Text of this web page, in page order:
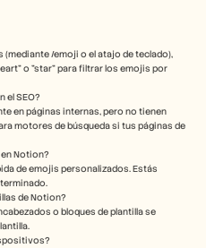
(mediante /emoji o el atajo de teclado),
o "star" para filtrar los emojis por
el SEO?
en páginas internas, pero no tienen
motores de búsqueda si tus páginas de
Notion?
de emojis personalizados. Estás
de Notion?
o bloques de plantilla se